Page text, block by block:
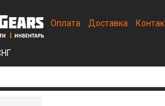
Оплата Доставка